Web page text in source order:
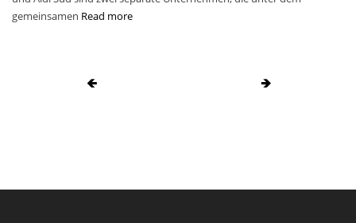
gemeinsamen Read more
🡸 🡺